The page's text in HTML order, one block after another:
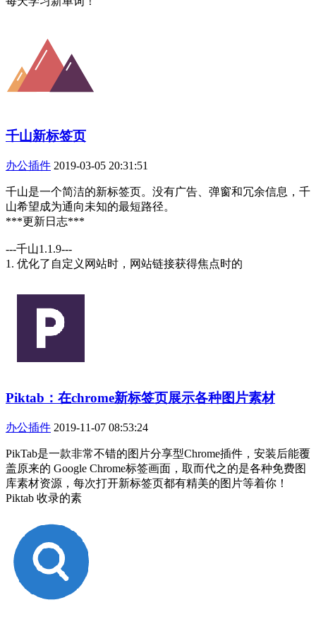
千山新标签页
办公插件 2019-03-05 20:31:51
千山是一个简洁的新标签页。没有广告、弹窗和冗余信息，千
山希望成为通向未知的最短路径。
***更新日志***
---千山1.1.9---
1. 优化了自定义网站时，网站链接获得焦点时的
Piktab：在chrome新标签页展示各种图片素材
办公插件 2019-11-07 08:53:24
PikTab是一款非常不错的图片分享型Chrome插件，安装后能覆
盖原来的 Google Chrome标签画面，取而代之的是各种免费图
库素材资源，每次打开新标签页都有精美的图片等着你！
Piktab 收录的素